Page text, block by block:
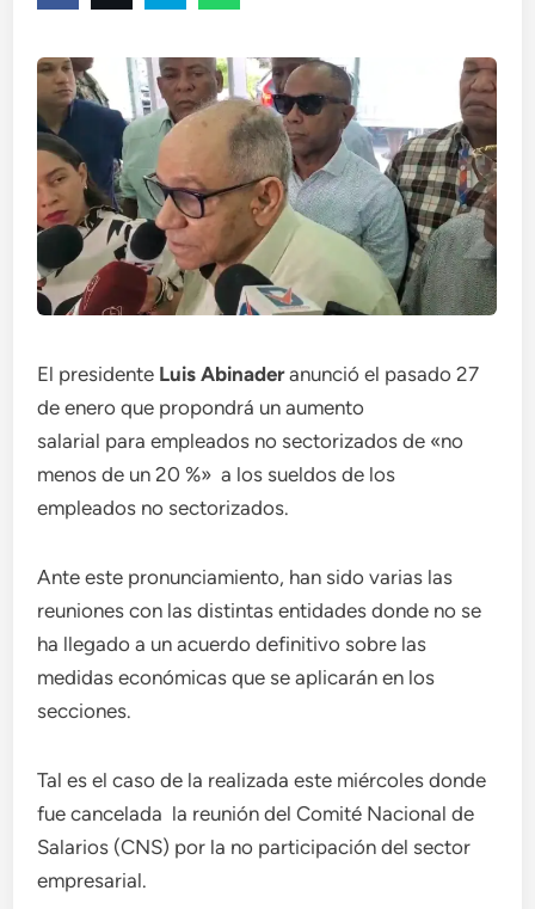
El presidente Luis Abinaderanunció el pasado 27
de enero que propondrá un aumento
salarial para empleados no sectorizados de «no
menos de un 20 %» a los sueldos de los
empleados no sectorizados.
Ante este pronunciamiento, han sido varias las
reuniones con las distintas entidades donde no se
ha llegado a un acuerdo definitivo sobre las
medidas económicas que se aplicarán en los
secciones.
Tal es el caso de la realizada este miércoles donde
fue cancelada la reunión del Comité Nacional de
Salarios (CNS) por la no participación del sector
empresarial.